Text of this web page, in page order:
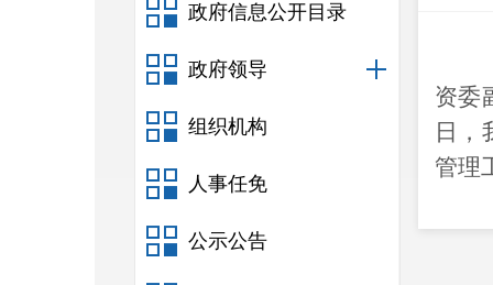
政府信息公开目录
政府领导
组织机构
人事任免
公示公告
资委
日，
管理